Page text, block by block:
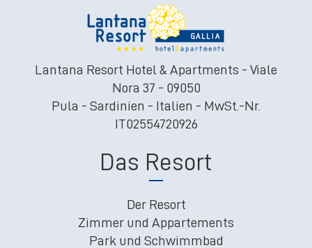
Lantana Resort Hotel & Apartments - Viale
Nora 37 - 09050
Pula - Sardinien - Italien - MwSt.-Nr.
IT02554720926
Das Resort
Der Resort
Zimmer und Appartements
Park und Schwimmbad